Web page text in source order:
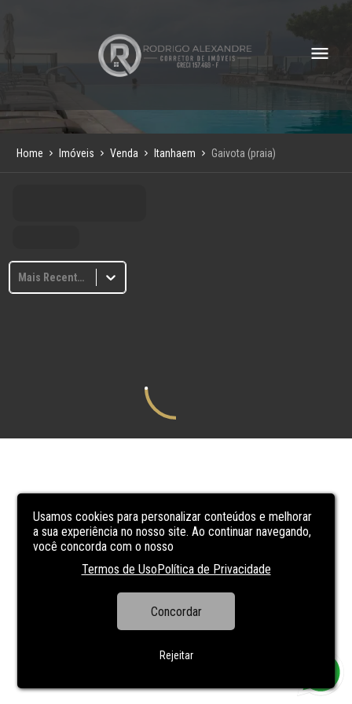
Usamos cookies para personalizar conteúdos e melhorar
a sua experiência no nosso site. Ao continuar navegando,
você concorda com o nosso
Termos de UsoPolítica de Privacidade
Concordar
Rejeitar
Home Imóveis Venda Itanhaem Gaivota (praia)
Mais Recentes